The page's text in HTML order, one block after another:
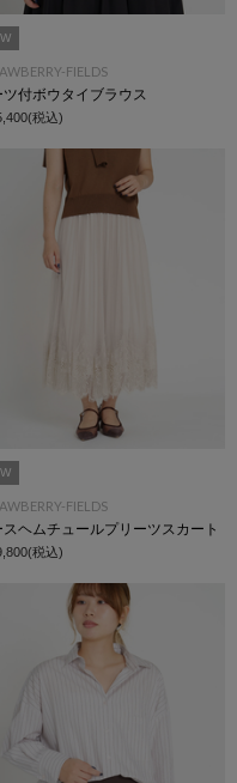
FIELDS
ツ付ボウタイブラウス
(税込)
FIELDS
スヘムチュールプリーツスカート
(税込)